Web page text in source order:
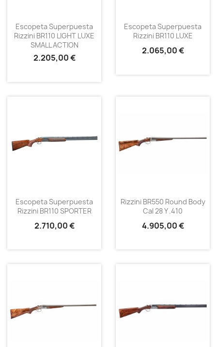
Escopeta Superpuesta
Rizzini BR110 LIGHT LUXE
SMALL ACTION
2.205,00 €
Escopeta Superpuesta
Rizzini BR110 LUXE
2.065,00 €
Escopeta Superpuesta
Rizzini BR110 SPORTER
2.710,00 €
Rizzini BR550 Round Body
Cal 28 Y .410
4.905,00 €